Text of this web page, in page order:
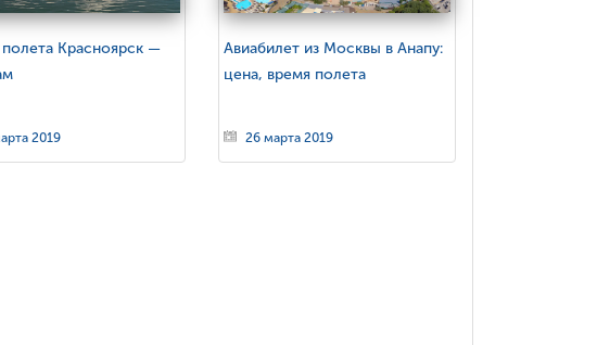
Красноярск —
2019
Авиабилет из Москвы в Анапу:
цена, время полета
26 марта 2019